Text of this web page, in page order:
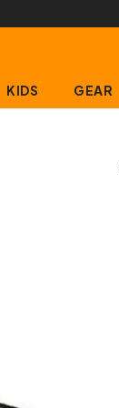
KIDS GEAR